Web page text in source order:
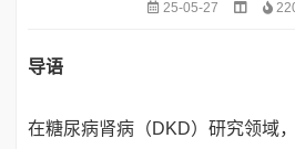
25-05-27
导语
在糖尿病肾病（DKD）研究领域